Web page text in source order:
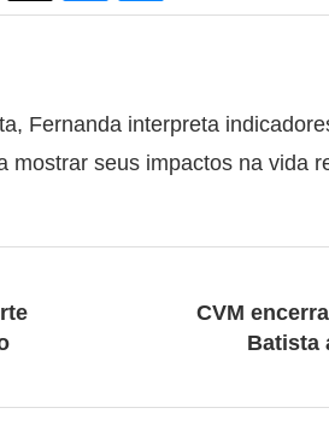
Fernanda interpreta
mostrar seus impactos na vida
CVM
Batista